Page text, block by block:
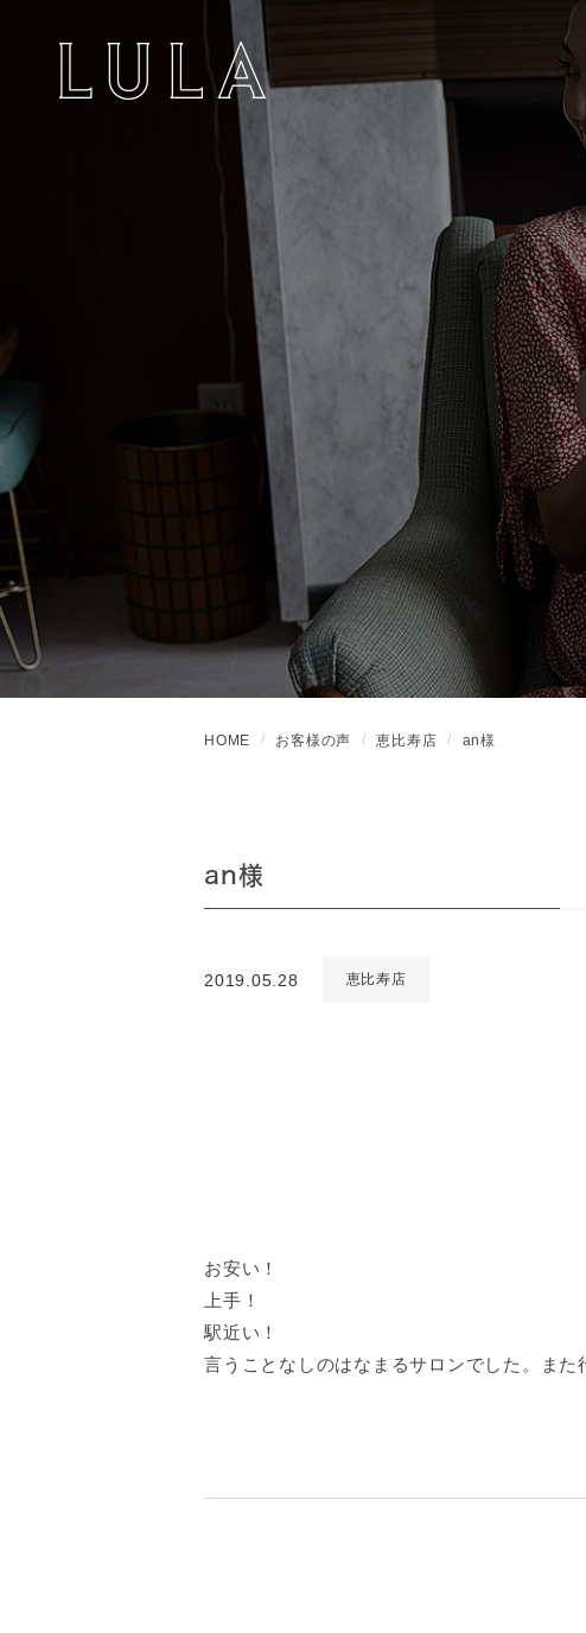
HOME お客様の声 恵比寿店 an様
an様
2019.05.28 恵比寿店
お安い！
上手！
駅近い！
言うことなしのはなまるサロンでした。また